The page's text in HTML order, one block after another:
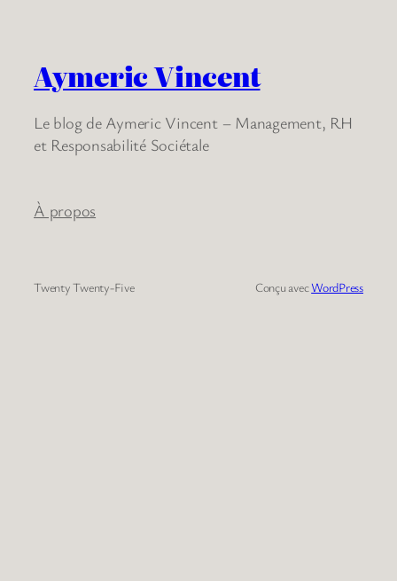
Aymeric Vincent
Le blog de Aymeric Vincent – Management, RH
et Responsabilité Sociétale
À propos
Twenty Twenty-Five Conçu avecWordPress